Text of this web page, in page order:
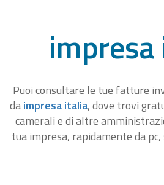
Puoi consultare le tue fatture
daimpresa italia, dove trovi
camerali e di altre
tua impresa, rapidamente da